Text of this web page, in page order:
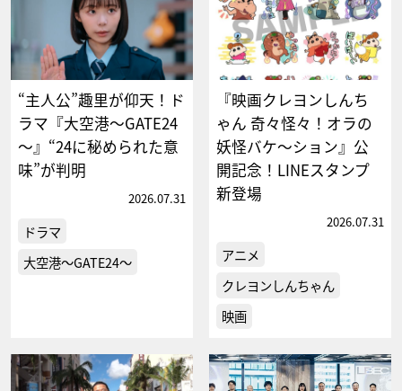
“主人公”趣里が仰天！ド
ラマ『大空港～GATE24
～』“24に秘められた意
味”が判明
2026.07.31
ドラマ
大空港～GATE24～
『映画クレヨンしんち
ゃん 奇々怪々！オラの
妖怪バケ～ション』公
開記念！LINEスタンプ
新登場
2026.07.31
アニメ
クレヨンしんちゃん
映画